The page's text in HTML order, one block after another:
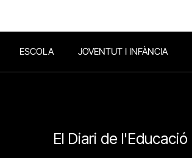
ESCOLA JOVENTUT I INFÀNCIA